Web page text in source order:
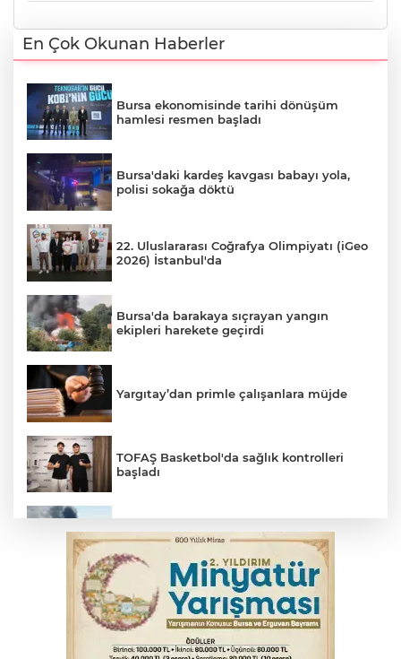
En Çok Okunan Haberler
Bursa ekonomisinde tarihi dönüşüm
hamlesi resmen başladı
Bursa'daki kardeş kavgası babayı yola,
polisi sokağa döktü
22. Uluslararası Coğrafya Olimpiyatı (iGeo
2026) İstanbul'da
Bursa'da barakaya sıçrayan yangın
ekipleri harekete geçirdi
Yargıtay’dan primle çalışanlara müjde
TOFAŞ Basketbol'da sağlık kontrolleri
başladı
yangın
Polisin 'dur' ihtarına uymadı, ceza
duvarına tosladı